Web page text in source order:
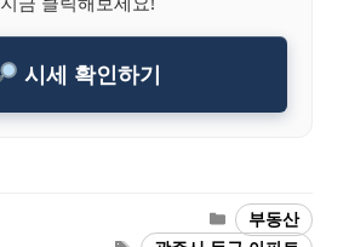
시세 확인하기
Categories
부동산